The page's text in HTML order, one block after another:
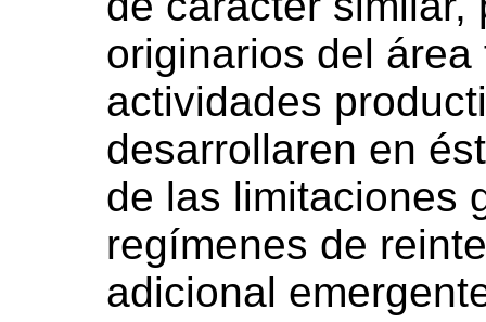
originarios del
actividades
desarrollaren en
de las limitaciones
regímenes de
adicional